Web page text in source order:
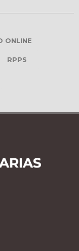
ONLINE
RPPS